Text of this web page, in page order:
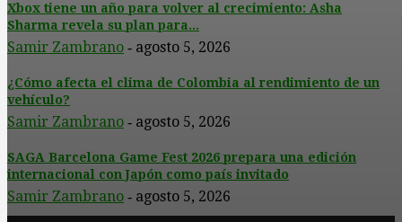
Xbox tiene un año para volver al crecimiento: Asha
Sharma revela su plan para...
Samir Zambrano - agosto 5, 2026
¿Cómo afecta el clima de Colombia al rendimiento de un
vehículo?
Samir Zambrano - agosto 5, 2026
SAGA Barcelona Game Fest 2026 prepara una edición
internacional con Japón como país invitado
Samir Zambrano - agosto 5, 2026